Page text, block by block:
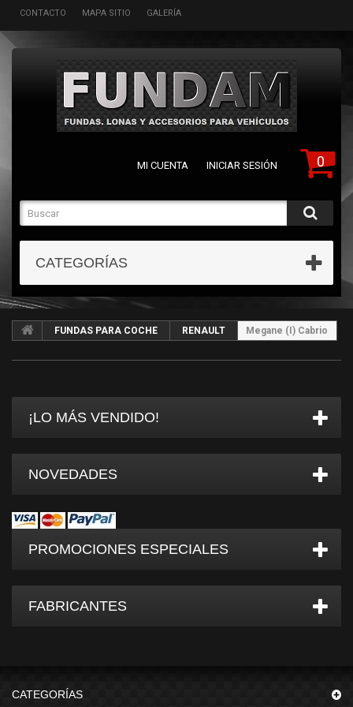
CONTACTO MAPA SITIO GALERÍA
0
MI CUENTA INICIAR SESIÓN
CATEGORÍAS
FUNDAS PARA COCHE RENAULT Megane (I) Cabrio
¡LO MÁS VENDIDO!
NOVEDADES
PROMOCIONES ESPECIALES
FABRICANTES
CATEGORÍAS